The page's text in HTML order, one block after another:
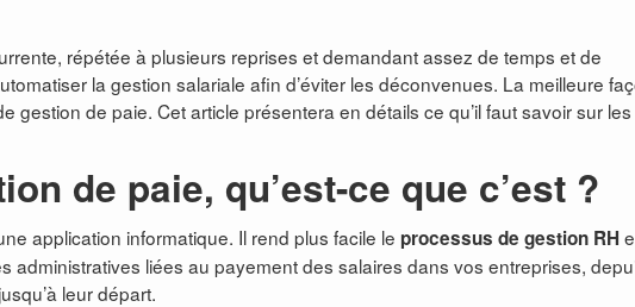
répétée à plusieurs reprises et demandant assez de temps et de
la gestion salariale afin d’éviter les déconvenues. La meilleure
gestion de paie. Cet article présentera en détails ce qu’il faut savoir sur les
de paie, qu’est-ce que c’est ?
application informatique. Il rend plus facile le processus de gestion RH
administratives liées au payement des salaires dans vos entreprises,
leur départ.